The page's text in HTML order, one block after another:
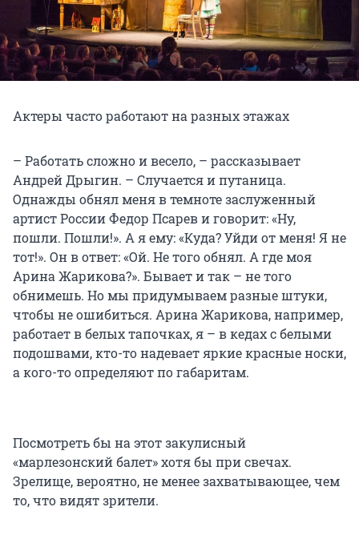
Актеры часто работают на разных этажах
– Работать сложно и весело, – рассказывает
Андрей Дрыгин. – Случается и путаница.
Однажды обнял меня в темноте заслуженный
артист России Федор Псарев и говорит: «Ну,
пошли. Пошли!». А я ему: «Куда? Уйди от меня! Я не
тот!». Он в ответ: «Ой. Не того обнял. А где моя
Арина Жарикова?». Бывает и так – не того
обнимешь. Но мы придумываем разные штуки,
чтобы не ошибиться. Арина Жарикова, например,
работает в белых тапочках, я – в кедах с белыми
подошвами, кто-то надевает яркие красные носки,
а кого-то определяют по габаритам.
Посмотреть бы на этот закулисный
«марлезонский балет» хотя бы при свечах.
Зрелище, вероятно, не менее захватывающее, чем
то, что видят зрители.